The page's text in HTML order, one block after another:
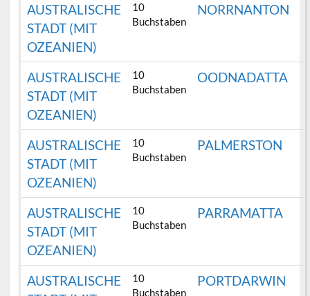
AUSTRALISCHE
STADT (MIT
OZEANIEN)
10
Buchstaben
NORRNANTON
AUSTRALISCHE
STADT (MIT
OZEANIEN)
10
Buchstaben
OODNADATTA
AUSTRALISCHE
STADT (MIT
OZEANIEN)
10
Buchstaben
PALMERSTON
AUSTRALISCHE
STADT (MIT
OZEANIEN)
10
Buchstaben
PARRAMATTA
AUSTRALISCHE
10
Buchstaben
PORTDARWIN